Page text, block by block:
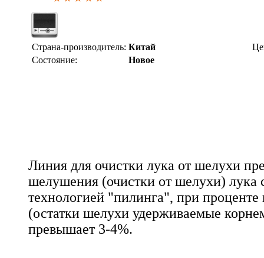
Страна-производитель: Китай
Состояние:
Новое
Линия для очистки лука от шелухи
шелушения (очистки от шелухи) лука
технологией "пилинга", при
(остатки шелухи удерживаемые
превышает 3-4%.